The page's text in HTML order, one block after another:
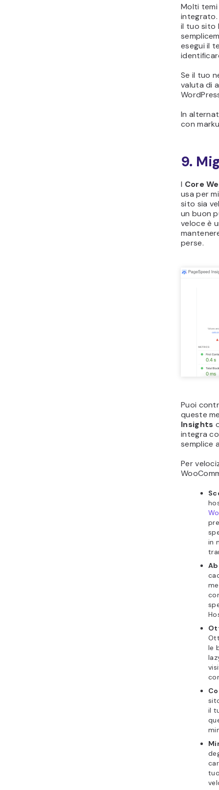
Molti temi
integrato.
il tuo sito
esegui il
Se il tuo
valuta di
In
con
9.
I Core
usa per
sito sia
un buon
veloce è
perse.
Puoi
queste
Insights
integra
semplice
Per
in
le
il